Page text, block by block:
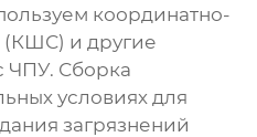
координатно-
(КШС) и другие
ЧПУ. Сборка
условиях для
загрязнений